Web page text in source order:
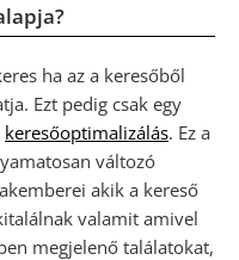
ha az a keresőből
Ezt pedig csak egy
keresőoptimalizálás. Ez a
változó
akik a kereső
valamit amivel
megjelenő találatokat,